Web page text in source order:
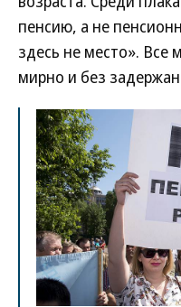
пенсию, а не
здесь не место». Все
мирно и без